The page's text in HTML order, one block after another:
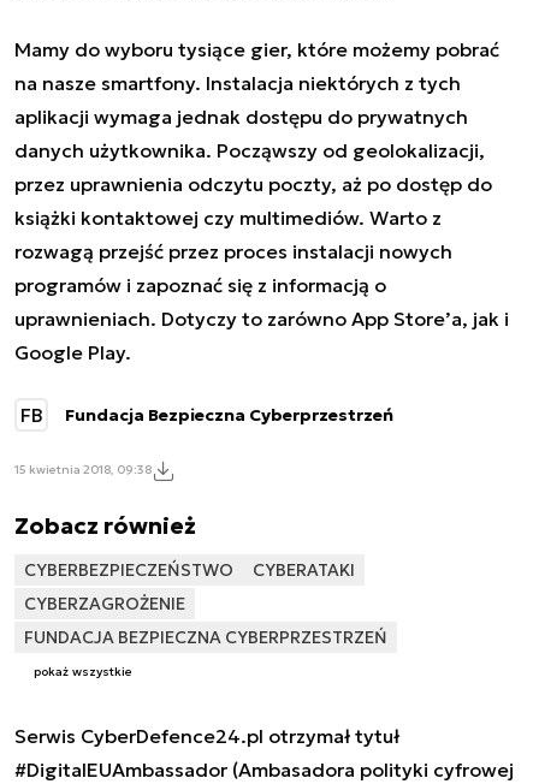
Mamy do wyboru tysiące gier, które możemy pobrać
na nasze smartfony. Instalacja niektórych z tych
aplikacji wymaga jednak dostępu do prywatnych
danych użytkownika. Począwszy od geolokalizacji,
przez uprawnienia odczytu poczty, aż po dostęp do
książki kontaktowej czy multimediów. Warto z
rozwagą przejść przez proces instalacji nowych
programów i zapoznać się z informacją o
uprawnieniach. Dotyczy to zarówno App Store’a, jak i
Google Play.
FB Fundacja Bezpieczna Cyberprzestrzeń
15 kwietnia 2018, 09:38
Zobacz również
CYBERBEZPIECZEŃSTWO
CYBERATAKI
CYBERZAGROŻENIE
FUNDACJA BEZPIECZNA CYBERPRZESTRZEŃ
pokaż wszystkie
Serwis CyberDefence24.pl otrzymał tytuł
#DigitalEUAmbassador (Ambasadora polityki cyfrowej